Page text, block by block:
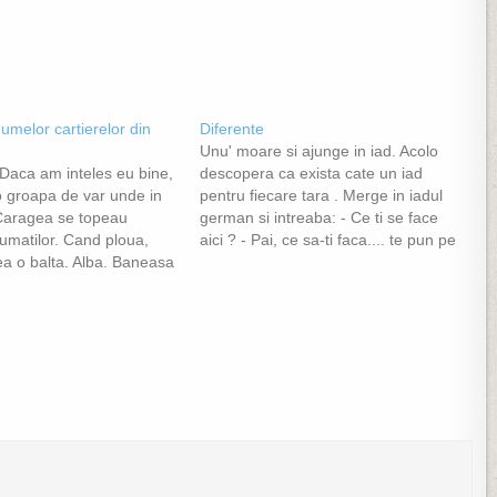
cartierelor din
am inteles eu bine,
groapa de var unde in
se topeau
Cand ploua,
o balta. Alba. Baneasa
Diferente
Unu' moare si ajunge in iad. Acolo
descopera ca exista cate un iad
pentru fiecare tara . Merge in iadul
german si intreaba: - Ce ti se face
aici ? - Pai, ce sa-ti faca.... te pun pe